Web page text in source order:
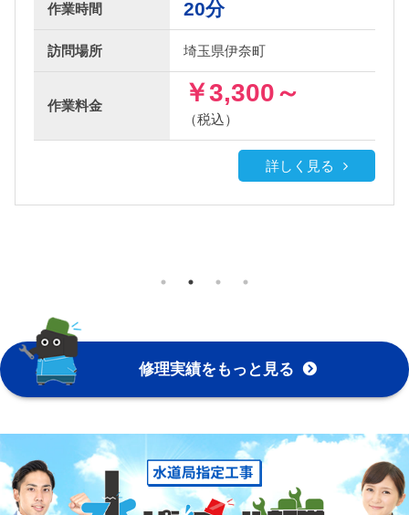
作業時間
訪問場所
料金 ￥3,300～
修理実績をもっと見る